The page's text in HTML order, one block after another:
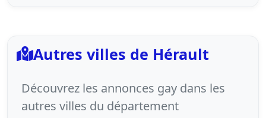
Autres villes de Hérault
Découvrez les annonces gay dans les
autres villes du département